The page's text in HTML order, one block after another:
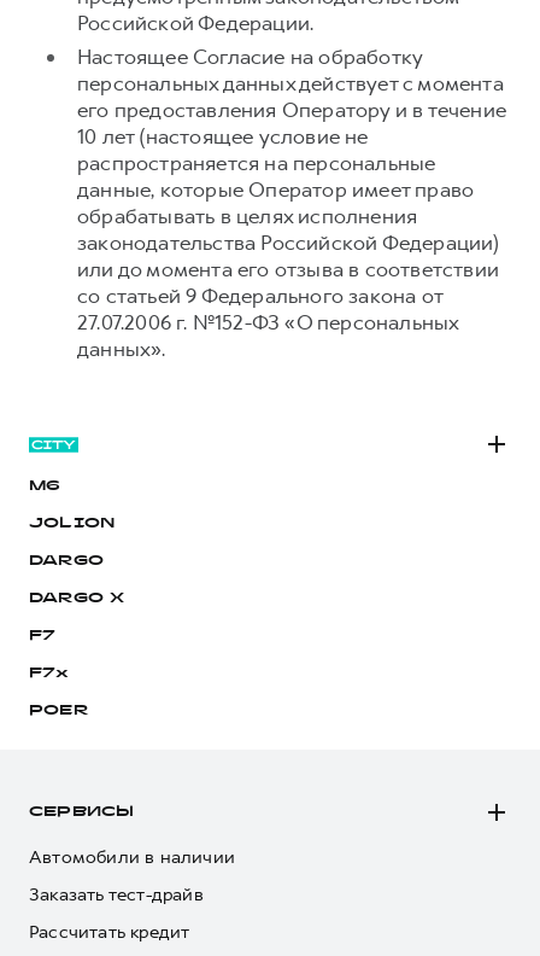
Российской Федерации.
Настоящее Согласие на обработку
персональных данных действует с момента
его предоставления Оператору и в течение
10 лет (настоящее условие не
распространяется на персональные
данные, которые Оператор имеет право
обрабатывать в целях исполнения
законодательства Российской Федерации)
или до момента его отзыва в соответствии
со статьей 9 Федерального закона от
27.07.2006 г. №152-ФЗ «О персональных
данных».
M6
JOLION
DARGO
DARGO Х
F7
F7x
POER
СЕРВИСЫ
Автомобили в наличии
Заказать тест-драйв
Рассчитать кредит